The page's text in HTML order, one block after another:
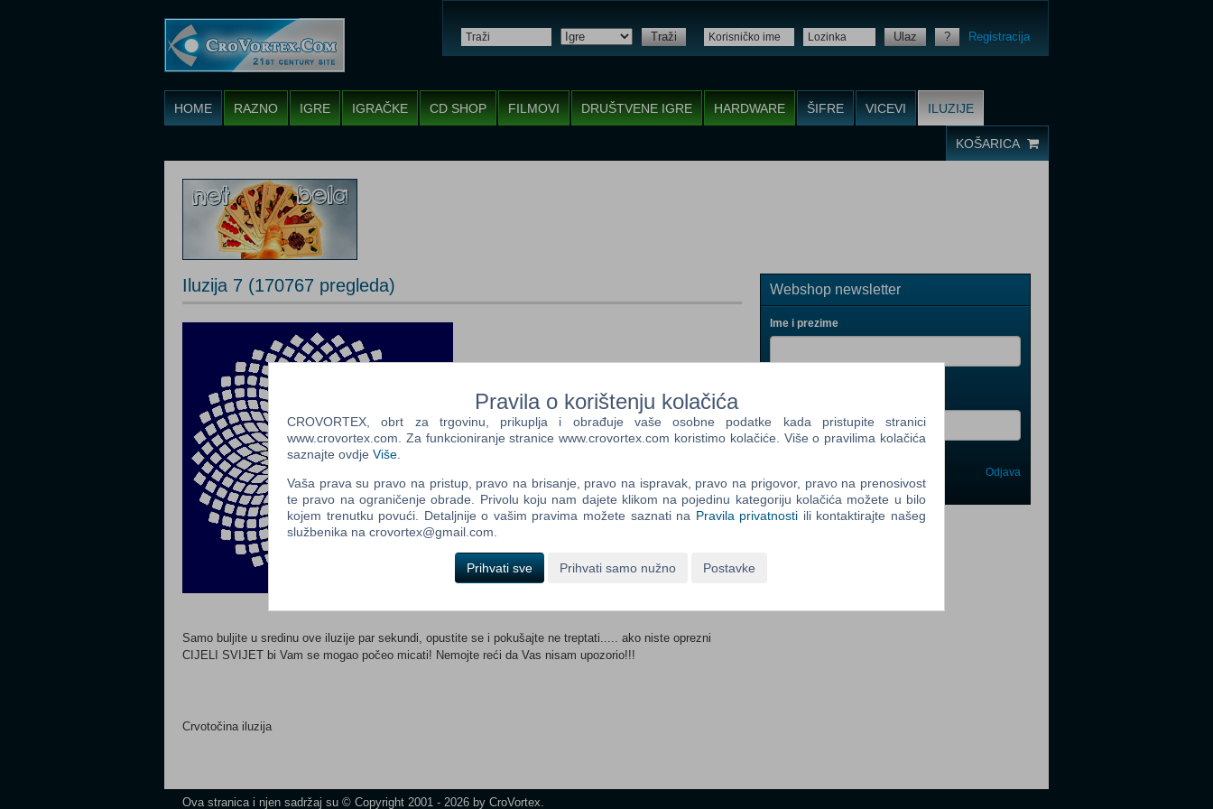
Traži Ulaz ? Registracija
HOME RAZNO IGRE IGRAČKE CD SHOP FILMOVI DRUŠTVENE IGRE HARDWARE ŠIFRE VICEVI ILUZIJE
KOŠARICA
Iluzija 7 (170767 pregleda)
Samo buljite u sredinu ove iluzije par sekundi, opustite se i pokušajte ne treptati..... ako niste oprezni
CIJELI SVIJET bi Vam se mogao počeo micati! Nemojte reći da Vas nisam upozorio!!!
Crvotočina iluzija
Webshop newsletter
Ime i prezime
Field
One
Newsletter
Field
Prijavi me Odjava
Ova stranica i njen sadržaj su © Copyright 2001 - 2026 by CroVortex.
Pravila o korištenju kolačića
CROVORTEX, obrt za trgovinu, prikuplja i obrađuje vaše osobne podatke kada pristupite stranici
www.crovortex.com. Za funkcioniranje stranice www.crovortex.com koristimo kolačiće. Više o pravilima kolačića
saznajte ovdje Više
Vaša prava su pravo na pristup, pravo na brisanje, pravo na ispravak, pravo na prigovor, pravo na prenosivost
te pravo na ograničenje obrade. Privolu koju nam dajete klikom na pojedinu kategoriju kolačića možete u bilo
kojem trenutku povući. Detaljnije o vašim pravima možete saznati na Pravila privatnosti ili kontaktirajte našeg
službenika na crovortex@gmail.com.
Prihvati sve Prihvati samo nužno Postavke